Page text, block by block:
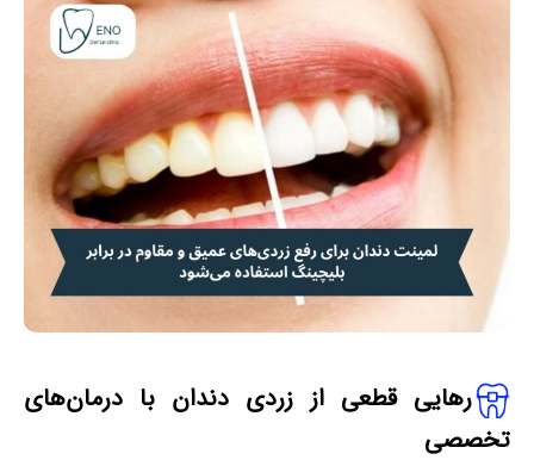
رهایی قطعی از زردی دندان با درمانهای
تخصصی